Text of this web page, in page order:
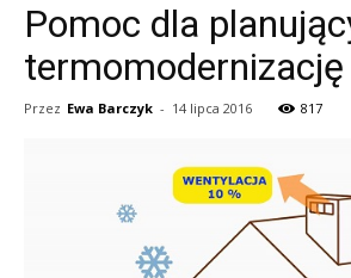
Pomoc dla
Przez Ewa Barczyk - 14 lipca 2016 817